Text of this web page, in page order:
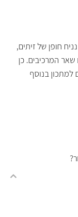
חופן של זיתים,
המרכיבים. כן
בנוסף